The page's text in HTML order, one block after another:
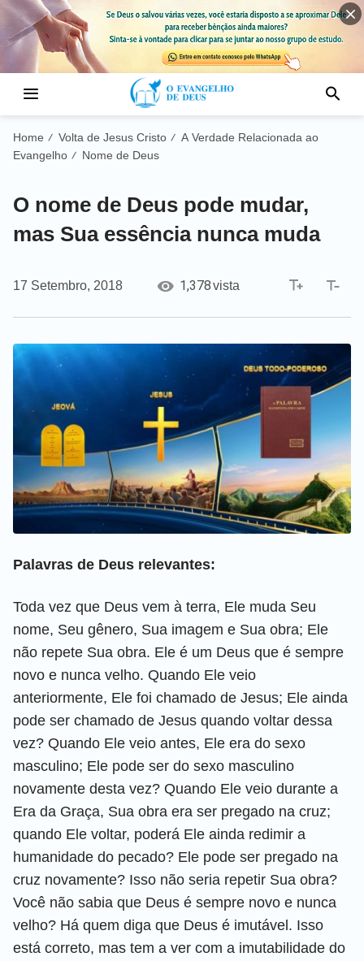
Home / Volta de Jesus Cristo / A Verdade Relacionada ao
Evangelho / Nome de Deus
O nome de Deus pode mudar,
mas Sua essência nunca muda
17 Setembro, 2018 1,378vista
Palavras de Deus relevantes:
Toda vez que Deus vem à terra, Ele muda Seu
nome, Seu gênero, Sua imagem e Sua obra; Ele
não repete Sua obra. Ele é um Deus que é sempre
novo e nunca velho. Quando Ele veio
anteriormente, Ele foi chamado de Jesus; Ele ainda
pode ser chamado de Jesus quando voltar dessa
vez? Quando Ele veio antes, Ele era do sexo
masculino; Ele pode ser do sexo masculino
novamente desta vez? Quando Ele veio durante a
Era da Graça, Sua obra era ser pregado na cruz;
quando Ele voltar, poderá Ele ainda redimir a
humanidade do pecado? Ele pode ser pregado na
cruz novamente? Isso não seria repetir Sua obra?
Você não sabia que Deus é sempre novo e nunca
velho? Há quem diga que Deus é imutável. Isso
está correto, mas tem a ver com a imutabilidade do